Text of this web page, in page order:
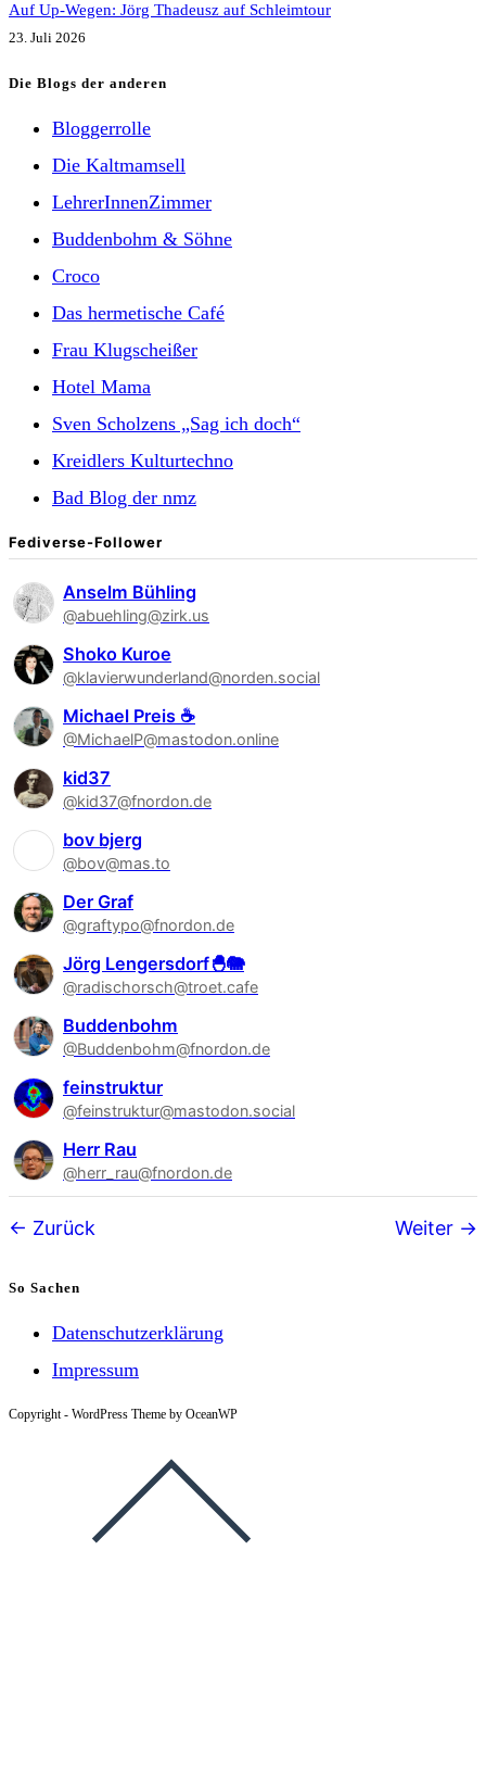
Auf Up-Wegen: Jörg Thadeusz auf Schleimtour
23. Juli 2026
Die Blogs der anderen
Bloggerrolle
Die Kaltmamsell
LehrerInnenZimmer
Buddenbohm & Söhne
Croco
Das hermetische Café
Frau Klugscheißer
Hotel Mama
Sven Scholzens „Sag ich doch“
Kreidlers Kulturtechno
Bad Blog der nmz
Fediverse-Follower
Anselm Bühling
@abuehling@zirk.us
Shoko Kuroe
@klavierwunderland@norden.social
Michael Preis ☕
@MichaelP@mastodon.online
kid37
@kid37@fnordon.de
bov bjerg
@bov@mas.to
Der Graf
@graftypo@fnordon.de
Jörg Lengersdorf🐣🐘
@radischorsch@troet.cafe
Buddenbohm
@Buddenbohm@fnordon.de
feinstruktur
@feinstruktur@mastodon.social
Herr Rau
@herr_rau@fnordon.de
Follower-
Zurück Weiter
So Sachen
Datenschutzerklärung
Impressum
Copyright - WordPress Theme by OceanWP